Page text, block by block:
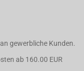
gewerbliche Kunden.
ab 160.00 EUR